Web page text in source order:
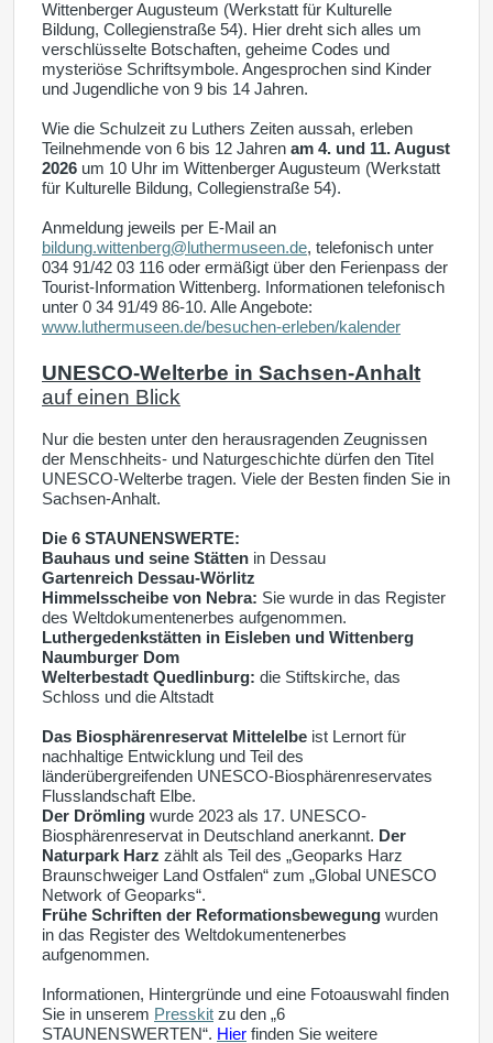
Wittenberger Augusteum (Werkstatt für Kulturelle
Bildung, Collegienstraße 54). Hier dreht sich alles um
verschlüsselte Botschaften, geheime Codes und
mysteriöse Schriftsymbole. Angesprochen sind Kinder
und Jugendliche von 9 bis 14 Jahren.
Wie die Schulzeit zu Luthers Zeiten aussah, erleben
Teilnehmende von 6 bis 12 Jahren am 4. und 11. August
2026 um 10 Uhr im Wittenberger Augusteum (Werkstatt
für Kulturelle Bildung, Collegienstraße 54).
Anmeldung jeweils per E-Mail an
bildung.wittenberg@luthermuseen.de, telefonisch unter
034 91/42 03 116 oder ermäßigt über den Ferienpass der
Tourist-Information Wittenberg. Informationen telefonisch
unter 0 34 91/49 86-10. Alle Angebote:
www.luthermuseen.de/besuchen-erleben/kalender
UNESCO-Welterbe in Sachsen-Anhalt
auf einen Blick
Nur die besten unter den herausragenden Zeugnissen
der Menschheits- und Naturgeschichte dürfen den Titel
UNESCO-Welterbe tragen. Viele der Besten finden Sie in
Sachsen-Anhalt.
Die 6 STAUNENSWERTE:
Bauhaus und seine Stätten in Dessau
Gartenreich Dessau-Wörlitz
Himmelsscheibe von Nebra: Sie wurde in das Register
des Weltdokumentenerbes aufgenommen.
Luthergedenkstätten in Eisleben und Wittenberg
Naumburger Dom
Welterbestadt Quedlinburg: die Stiftskirche, das
Schloss und die Altstadt
Das Biosphärenreservat Mittelelbe ist Lernort für
nachhaltige Entwicklung und Teil des
länderübergreifenden UNESCO-Biosphärenreservates
Flusslandschaft Elbe.
Der Drömling wurde 2023 als 17. UNESCO-
Biosphärenreservat in Deutschland anerkannt. Der
Naturpark Harz zählt als Teil des „Geoparks Harz
Braunschweiger Land Ostfalen“ zum „Global UNESCO
Network of Geoparks“.
Frühe Schriften der Reformationsbewegung wurden
in das Register des Weltdokumentenerbes
aufgenommen.
Informationen, Hintergründe und eine Fotoauswahl finden
Sie in unserem Presskit zu den „6
STAUNENSWERTEN“. Hier finden Sie weitere